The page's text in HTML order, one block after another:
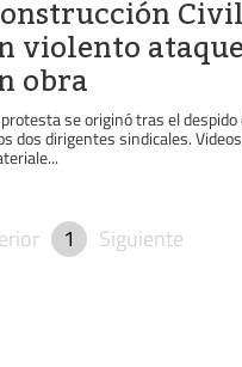
violento
obra
se originó tras el
dos dirigentes sindicales.
1 Siguiente